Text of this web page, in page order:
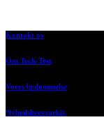
Kontakt os
Om Tech-Test
Vores bedømmelse
Nyhedsbrevsarkiv